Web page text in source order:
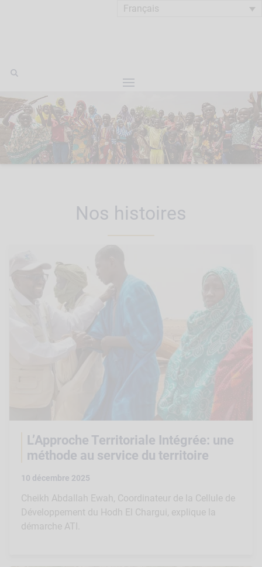
Français
Nos histoires
L’Approche Territoriale Intégrée: une
méthode au service du territoire
10 décembre 2025
Cheikh Abdallah Ewah, Coordinateur de la Cellule de
Développement du Hodh El Chargui, explique la
démarche ATI.